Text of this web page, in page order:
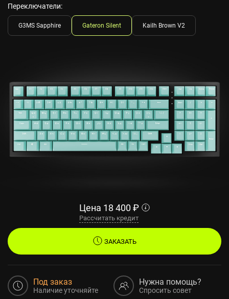
Переключатели:
G3MS Sapphire Gateron Silent Kailh Brown V2
Цена 18 400 ₽
Рассчитать кредит
ЗАКАЗАТЬ
Под заказ
Наличие уточняйте
Нужна помощь?
Спросить совет